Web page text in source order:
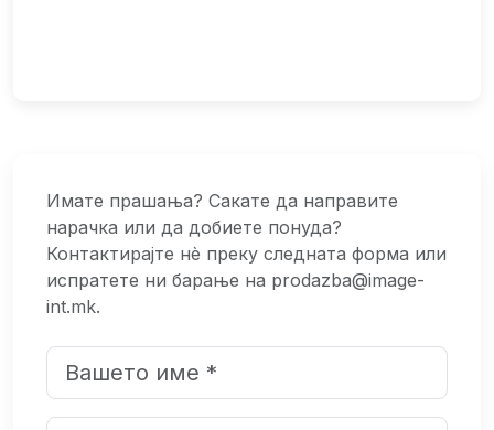
Имате прашања? Сакате да направите
нарачка или да добиете понуда?
Контактирајте нѐ преку следната форма или
испратете ни барање на prodazba@image-
int.mk.